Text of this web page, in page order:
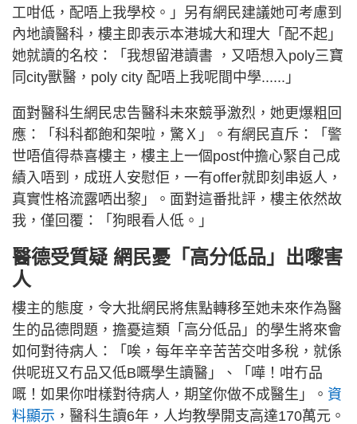
工咁低，配唔上我學校。」另有網民建議她可考慮到
內地讀醫科，樓主即表示本港城大和理大「配不起」
她就讀的名校：「我想留港讀書 ，又唔想入poly三寶
同city獸醫，poly city 配唔上我呢間中學......」
面對醫科生網民忠告醫科未來競爭激烈，她更爆粗回
應：「科科都飽和架啦，驚Ｘ」。有網民直斥：「警
世唔值得恭喜樓主，樓主上一個post仲擔心緊自己成
績入唔到，成班人安慰佢，一有offer就即刻串返人，
真實性格流露哂出黎」。面對這番批評，樓主依然故
我，僅回覆：「狗眼看人低。」
醫德受質疑 網民憂「高分低品」出嚟害
人
樓主的態度，令大批網民將焦點轉移至她未來作為醫
生的品德問題，擔憂這類「高分低品」的學生將來會
如何對待病人：「唉，每年辛辛苦苦交咁多稅，就係
供呢班又冇品又低B嘅學生讀醫」、「嘩！咁冇品
嘅！如果你咁樣對待病人，期望你做不成醫生」。 資
料顯示 ，醫科生讀6年，人均教學開支高達170萬元。